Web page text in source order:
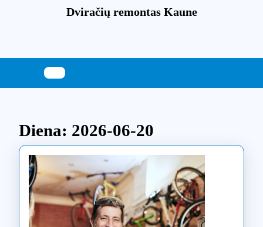
Dviračių remontas Kaune
Diena: 2026-06-20